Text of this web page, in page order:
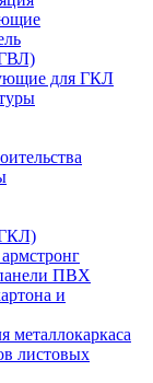
для ГКЛ
ПВХ
и
металлокаркаса
листовых